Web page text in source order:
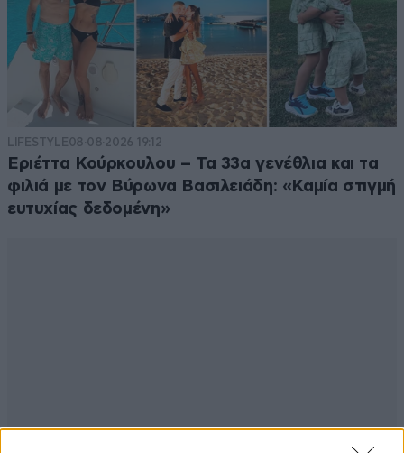
LIFESTYLE08·08·2026 19:12
Εριέττα Κούρκουλου – Τα 33α γενέθλια και τα
φιλιά με τον Βύρωνα Βασιλειάδη: «Καμία στιγμή
ευτυχίας δεδομένη»